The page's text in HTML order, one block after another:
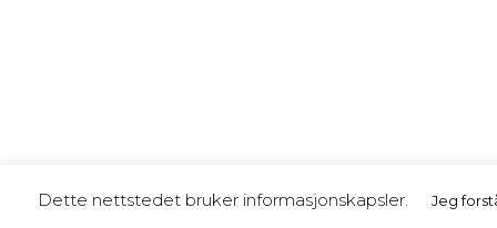
Dette nettstedet bruker informasjonskapsler. Jeg